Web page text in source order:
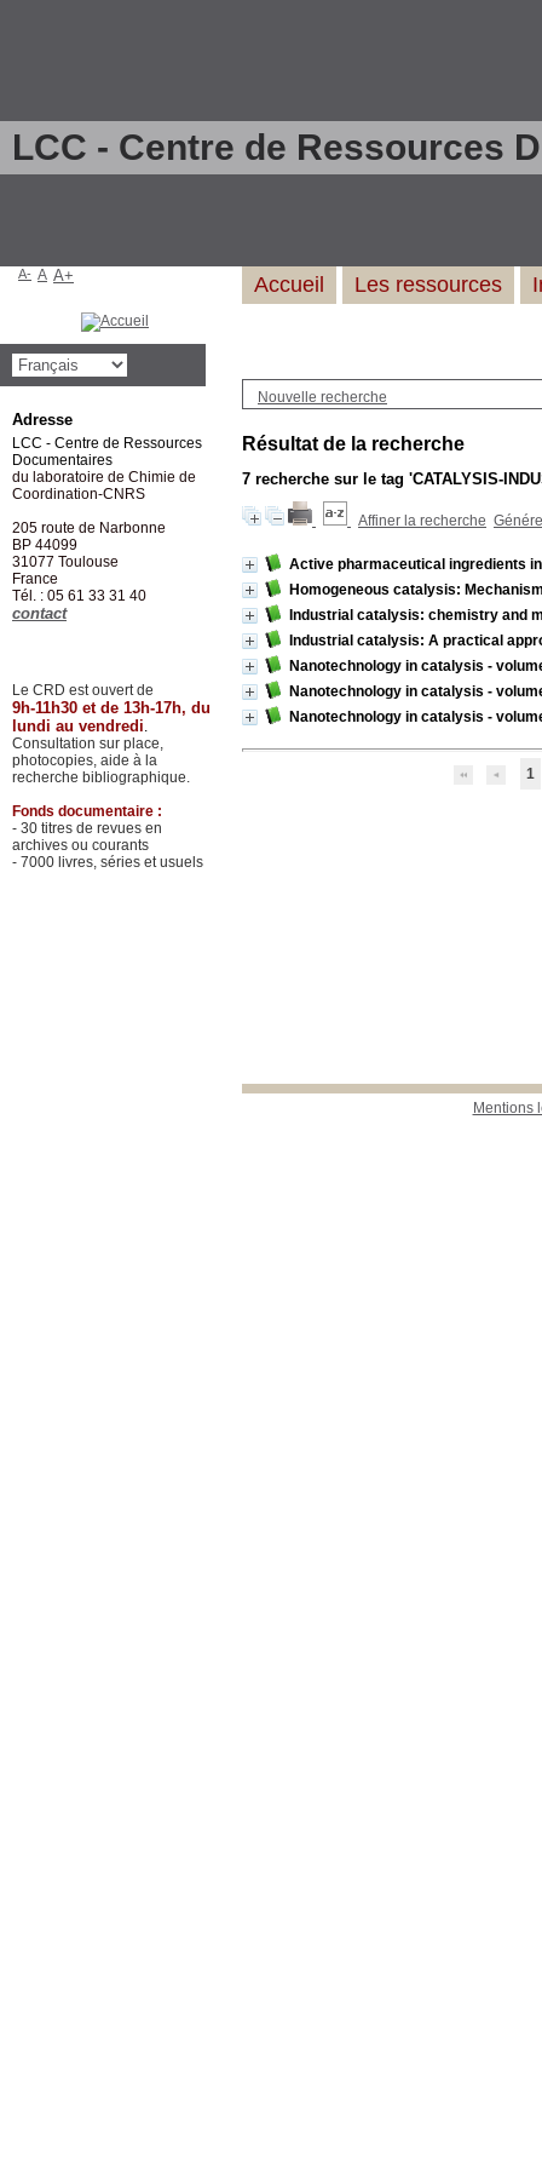
LCC - Centre de Ressources
Nouvelle recherche
Résultat de la recherche
7 recherche sur le tag 'CATALYSIS-
Affiner la recherche
Active pharmaceutical ingredients
Homogeneous catalysis:
Industrial catalysis: chemistry and
Industrial catalysis: A practical
Nanotechnology in catalysis -
Nanotechnology in catalysis -
Nanotechnology in catalysis -
1
Mentions
Accueil Les ressources
A- A A+
Adresse
LCC - Centre de Ressources
Documentaires
du laboratoire de Chimie de
Coordination-CNRS
205 route de Narbonne
BP 44099
31077 Toulouse
France
Tél. : 05 61 33 31 40
contact
Le CRD est ouvert de
9h-11h30 et de 13h-17h, du
lundi au vendredi.
Consultation sur place,
photocopies, aide à la
recherche bibliographique.
Fonds documentaire :
- 30 titres de revues en
archives ou courants
- 7000 livres, séries et usuels